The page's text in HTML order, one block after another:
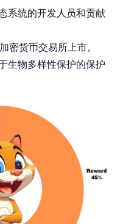
系统的开发人员和贡献
密货币交易所上市。
生物多样性保护的保护